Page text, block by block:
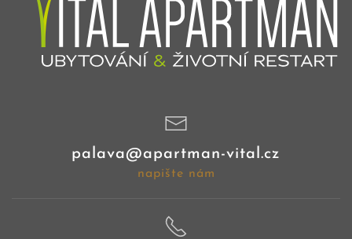
palava@apartman-vital.cz
napište nám